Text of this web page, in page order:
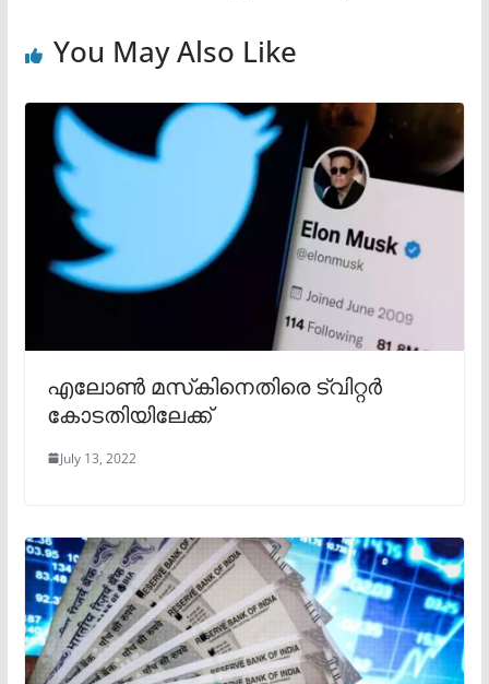
You May Also Like
എലോണ്‍ മസ്‌കിനെതിരെ ട്വിറ്റര്‍
കോടതിയിലേക്ക്
July 13, 2022